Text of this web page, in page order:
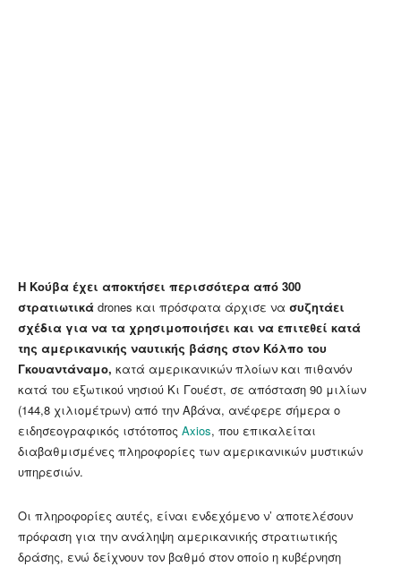
H Κούβα έχει αποκτήσει περισσότερα από 300
στρατιωτικά drones και πρόσφατα άρχισε να συζητάει
σχέδια για να τα χρησιμοποιήσει και να επιτεθεί κατά
της αμερικανικής ναυτικής βάσης στον Κόλπο του
Γκουαντάναμο, κατά αμερικανικών πλοίων και πιθανόν
κατά του εξωτικού νησιού Κι Γουέστ, σε απόσταση 90 μιλίων
(144,8 χιλιομέτρων) από την Αβάνα, ανέφερε σήμερα ο
ειδησεογραφικός ιστότοπος Axios, που επικαλείται
διαβαθμισμένες πληροφορίες των αμερικανικών μυστικών
υπηρεσιών.
Οι πληροφορίες αυτές, είναι ενδεχόμενο ν’ αποτελέσουν
πρόφαση για την ανάληψη αμερικανικής στρατιωτικής
δράσης, ενώ δείχνουν τον βαθμό στον οποίο η κυβέρνηση